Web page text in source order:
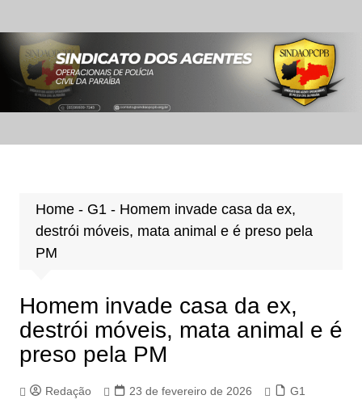
para
conteúdo
Home- G1 - Homem invade casa da ex,
destrói móveis, mata animal e é preso pela
PM
Homem invade casa da ex,
destrói móveis, mata animal e é
preso pela PM
Redação 23 de fevereiro de 2026 G1